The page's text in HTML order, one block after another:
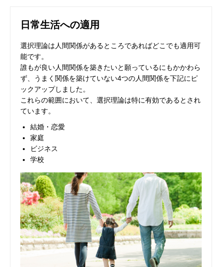
日常生活への適用
選択理論は人間関係があるところであればどこでも適用可
能です。
誰もが良い人間関係を築きたいと願っているにもかかわら
ず、うまく関係を築けていない4つの人間関係を下記にピ
ックアップしました。
これらの範囲において、選択理論は特に有効であるとされ
ています。
結婚・恋愛
家庭
ビジネス
学校